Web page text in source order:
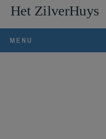
MENU